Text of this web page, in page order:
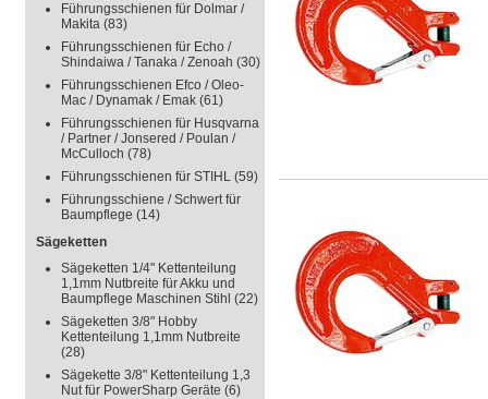
Führungsschienen für Dolmar /
Makita (83)
Führungsschienen für Echo /
Shindaiwa / Tanaka / Zenoah (30)
Führungsschienen Efco / Oleo-
Mac / Dynamak / Emak (61)
Führungsschienen für Husqvarna
/ Partner / Jonsered / Poulan /
McCulloch (78)
Führungsschienen für STIHL (59)
Führungsschiene / Schwert für
Baumpflege (14)
Sägeketten
Sägeketten 1/4" Kettenteilung
1,1mm Nutbreite für Akku und
Baumpflege Maschinen Stihl (22)
Sägeketten 3/8" Hobby
Kettenteilung 1,1mm Nutbreite
(28)
Sägekette 3/8" Kettenteilung 1,3
Nut für PowerSharp Geräte (6)